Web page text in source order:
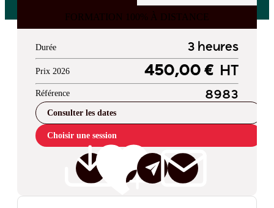
FORMATION 100% À DISTANCE
Durée 3 heures
Prix 2026 450,00 € HT
Référence 8983
Consulter les dates
Choisir une session